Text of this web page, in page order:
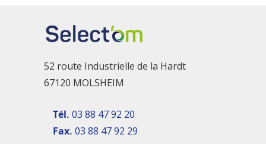
52 route Industrielle de la Hardt
67120 MOLSHEIM
Tél. 03 88 47 92 20
Fax. 03 88 47 92 29